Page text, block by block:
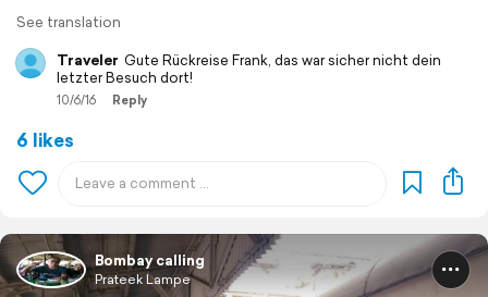
See translation
Traveler Gute Rückreise Frank, das war sicher nicht dein
letzter Besuch dort!
10/6/16 Reply
6 likes
Bombay calling
Prateek Lampe